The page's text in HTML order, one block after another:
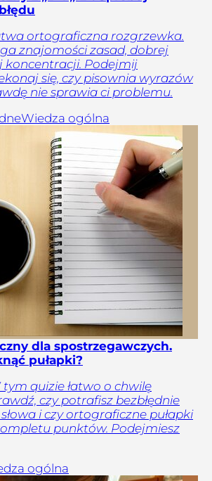
ortograficzna rozgrzewka.
znajomości zasad, dobrej
koncentracji. Podejmij
się, czy pisownia wyrazów
nie sprawia ci problemu.
Wiedza ogólna
dla spostrzegawczych.
pułapki?
tym quizie łatwo o chwilę
czy potrafisz bezbłędnie
i czy ortograficzne pułapki
punktów. Podejmiesz
ogólna